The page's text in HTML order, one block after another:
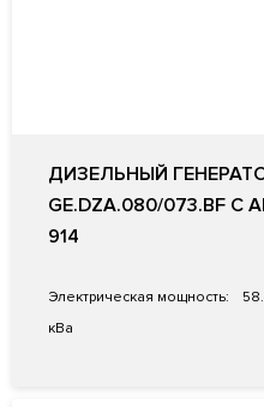
ДИЗЕЛЬНЫЙ
GE.DZA.080/073.BF С
914
Электрическая мощность:
кВа